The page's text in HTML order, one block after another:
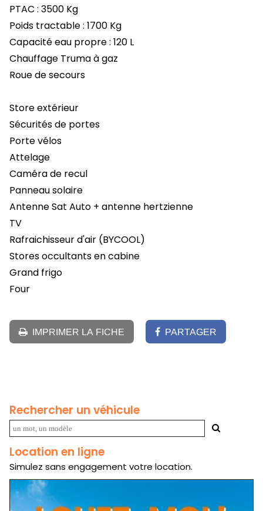
PTAC : 3500 Kg
Poids tractable : 1700 Kg
Capacité eau propre : 120 L
Chauffage Truma à gaz
Roue de secours
Store extérieur
Sécurités de portes
Porte vélos
Attelage
Caméra de recul
Panneau solaire
Antenne Sat Auto + antenne hertzienne
TV
Rafraichisseur d'air (BYCOOL)
Stores occultants en cabine
Grand frigo
Four
IMPRIMER LA FICHE PARTAGER
Rechercher un véhicule
Location en ligne
Simulez sans engagement votre location.